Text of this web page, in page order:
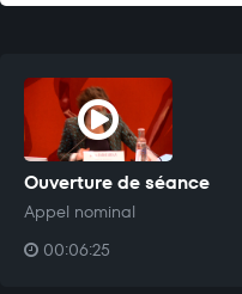
Ouverture de séance
Appel nominal
00:06:25